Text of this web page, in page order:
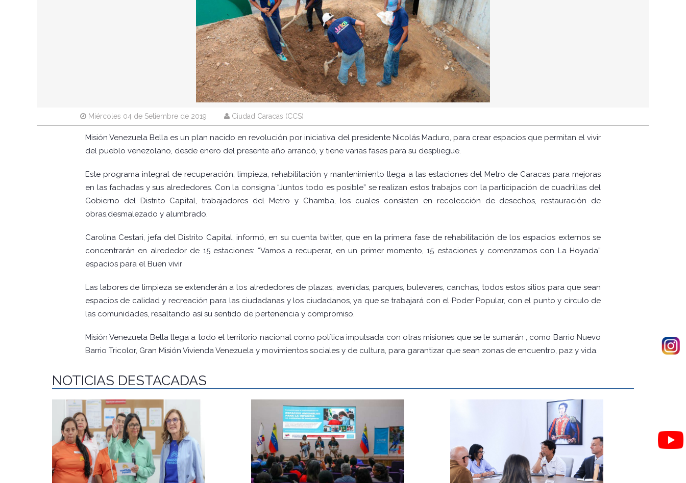
Miércoles 04 de Setiembre de 2019 Ciudad Caracas (CCS)
Misión Venezuela Bella es un plan nacido en revolución por iniciativa del presidente Nicolás Maduro, para crear espacios que permitan el vivir
del pueblo venezolano, desde enero del presente año arrancó, y tiene varias fases para su despliegue.
Este programa integral de recuperación, limpieza, rehabilitación y mantenimiento llega a las estaciones del Metro de Caracas para mejoras
en las fachadas y sus alrededores. Con la consigna “Juntos todo es posible” se realizan estos trabajos con la participación de cuadrillas del
Gobierno del Distrito Capital, trabajadores del Metro y Chamba, los cuales consisten en recolección de desechos, restauración de
obras,desmalezado y alumbrado.
Carolina Cestari, jefa del Distrito Capital, informó, en su cuenta twitter, que en la primera fase de rehabilitación de los espacios externos se
concentrarán en alrededor de 15 estaciones: “Vamos a recuperar, en un primer momento, 15 estaciones y comenzamos con La Hoyada”
espacios para el Buen vivir
Las labores de limpieza se extenderán a los alrededores de plazas, avenidas, parques, bulevares, canchas, todos estos sitios para que sean
espacios de calidad y recreación para las ciudadanas y los ciudadanos, ya que se trabajará con el Poder Popular, con el punto y círculo de
las comunidades, resaltando así su sentido de pertenencia y compromiso.
Misión Venezuela Bella llega a todo el territorio nacional como política impulsada con otras misiones que se le sumarán , como Barrio Nuevo
Barrio Tricolor, Gran Misión Vivienda Venezuela y movimientos sociales y de cultura, para garantizar que sean zonas de encuentro, paz y vida.
NOTICIAS DESTACADAS